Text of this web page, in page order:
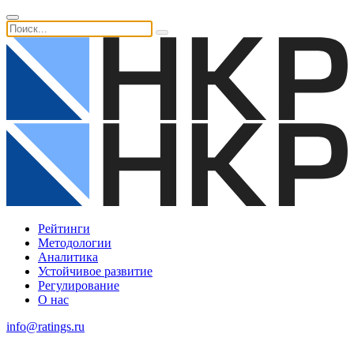
Рейтинги
Методологии
Аналитика
Устойчивое развитие
Регулирование
О нас
info@ratings.ru